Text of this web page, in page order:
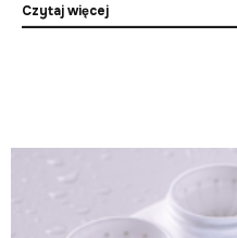
Czytaj więcej